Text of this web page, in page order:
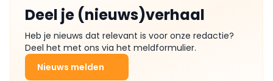
Deel je (nieuws)verhaal
Heb je nieuws dat relevant is voor onze redactie?
Deel het met ons via het meldformulier.
Nieuws melden